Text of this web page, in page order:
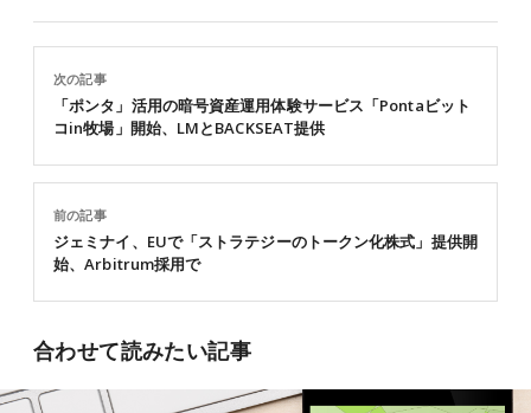
前の記事
ジェミナイ、EUで「ストラテジーのトークン化株式」提供開
始、Arbitrum採用で
次の記事
「ポンタ」活用の暗号資産運用体験サービス「Pontaビット
コin牧場」開始、LMとBACKSEAT提供
合わせて読みたい記事